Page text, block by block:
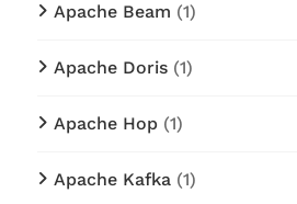
Apache Beam (1)
Apache Doris (1)
Apache Hop (1)
Apache Kafka (1)